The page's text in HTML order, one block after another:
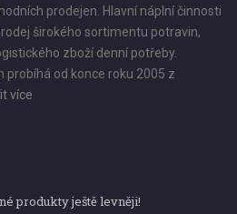
prodejen. Hlavní náplní činnosti
širokého sortimentu potravin,
zboží denní potřeby.
probíhá od konce roku 2005 z
více
produkty ještě levněji!